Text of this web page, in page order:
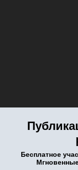
Бесплатное